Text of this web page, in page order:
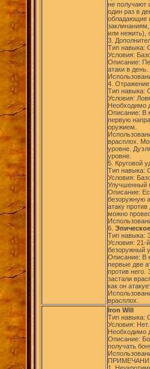
не получают
один раз в
обладающие
или нежить),
3.
Тип навыка:
Условия:
Описание:
атаки в день.
4.
Тип навыка:
Условия:
Необходимо
Описание: В
первую
оружием.
врасплох.
уровне.
уровне.
5. Круговой
Тип навыка:
Условия:
Улучшенный
Описание:
безоружную
атаку
можно
6.
Тип навыка:
Условия: 21-
безоружный
Описание: В
первые две
против него.
застали
как он
врасплох.
Iron Will
Тип навыка:
Условия: Нет.
Необходимо
Описание:
получать